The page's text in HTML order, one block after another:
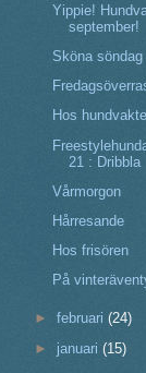
Yippie!
september!
Sköna söndag
Hos
21 : Dribbla
Vårmorgon
Hårresande
Hos frisören
På
►februari(24)
► januari(15)